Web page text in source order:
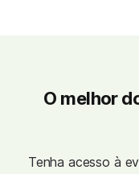
O melhor
Tenha acesso à